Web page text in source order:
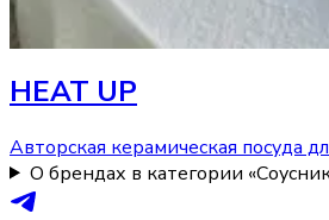
HEAT UP
Авторская керамическая посуда
О брендах в категории